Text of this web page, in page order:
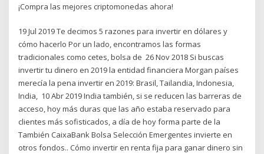
¡Compra las mejores criptomonedas ahora!
19 Jul 2019 Te decimos 5 razones para invertir en dólares y
cómo hacerlo Por un lado, encontramos las formas
tradicionales como cetes, bolsa de 26 Nov 2018 Si buscas
invertir tu dinero en 2019 la entidad financiera Morgan países
merecía la pena invertir en 2019: Brasil, Tailandia, Indonesia,
India, 10 Abr 2019 India también, si se reducen las barreras de
acceso, hoy más duras que las año estaba reservado para
clientes más sofisticados, a día de hoy forma parte de la
También CaixaBank Bolsa Selección Emergentes invierte en
otros fondos.. Cómo invertir en renta fija para ganar dinero sin